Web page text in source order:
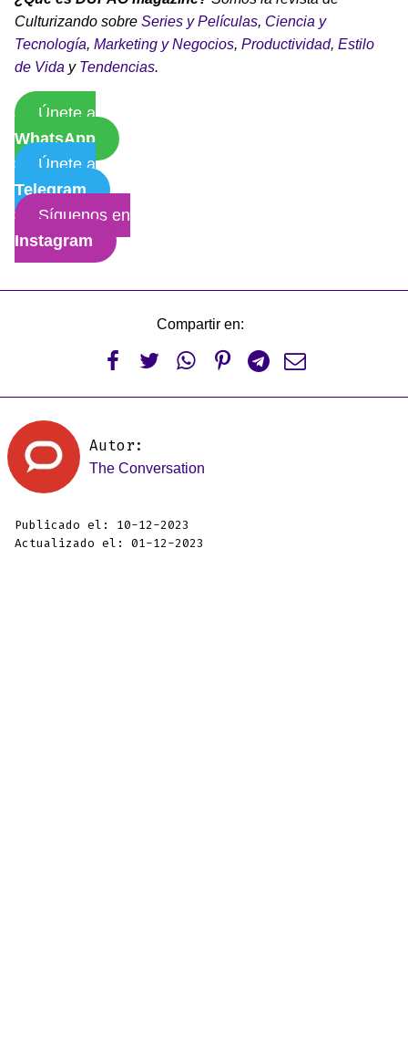
Culturizando sobre Series y Películas, Ciencia y
Tecnología, Marketing y Negocios, Productividad, Estilo
de Vida y Tendencias.
Únete a
WhatsApp
Únete a
Telegram
Síguenos en
Instagram
Compartir en:
     
Autor:
The Conversation
Publicado el: 10-12-2023
Actualizado el: 01-12-2023